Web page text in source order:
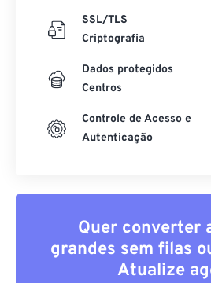
SSL/TLS
Criptografia
Dados protegidos
Centros
Controle de Acesso e
Autenticação
Quer converter
grandes sem filas
Atualize